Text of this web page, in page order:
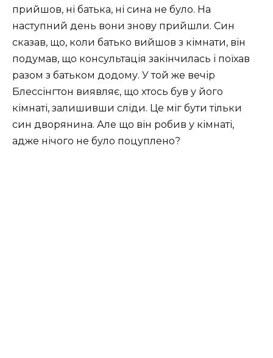
прийшов, ні батька, ні сина не було. На
наступний день вони знову прийшли. Син
сказав, що, коли батько вийшов з кімнати, він
подумав, що консультація закінчилась і поїхав
разом з батьком додому. У той же вечір
Блессінгтон виявляє, що хтось був у його
кімнаті, залишивши сліди. Це міг бути тільки
син дворянина. Але що він робив у кімнаті,
адже нічого не було поцуплено?